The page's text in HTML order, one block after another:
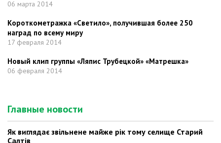
06 марта 2014
Короткометражка «Светило», получившая более 250
наград по всему миру
17 февраля 2014
Новый клип группы «Ляпис Трубецкой» «Матрешка»
06 февраля 2014
Главные новости
Як виглядає звільнене майже рік тому селище Старий
Салтів